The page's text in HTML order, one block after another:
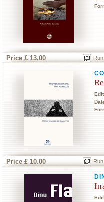
Price £ 13.00
Price £ 10.00